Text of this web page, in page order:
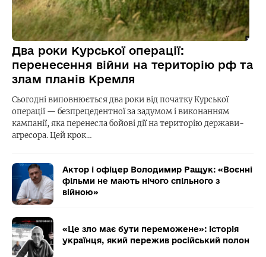
Два роки Курської операції:
перенесення війни на територію рф та
злам планів Кремля
Сьогодні виповнюється два роки від початку Курської
операції — безпрецедентної за задумом і виконанням
кампанії, яка перенесла бойові дії на територію держави-
агресора. Цей крок…
Актор і офіцер Володимир Ращук: «Воєнні
фільми не мають нічого спільного з
війною»
«Це зло має бути переможене»: історія
українця, який пережив російський полон